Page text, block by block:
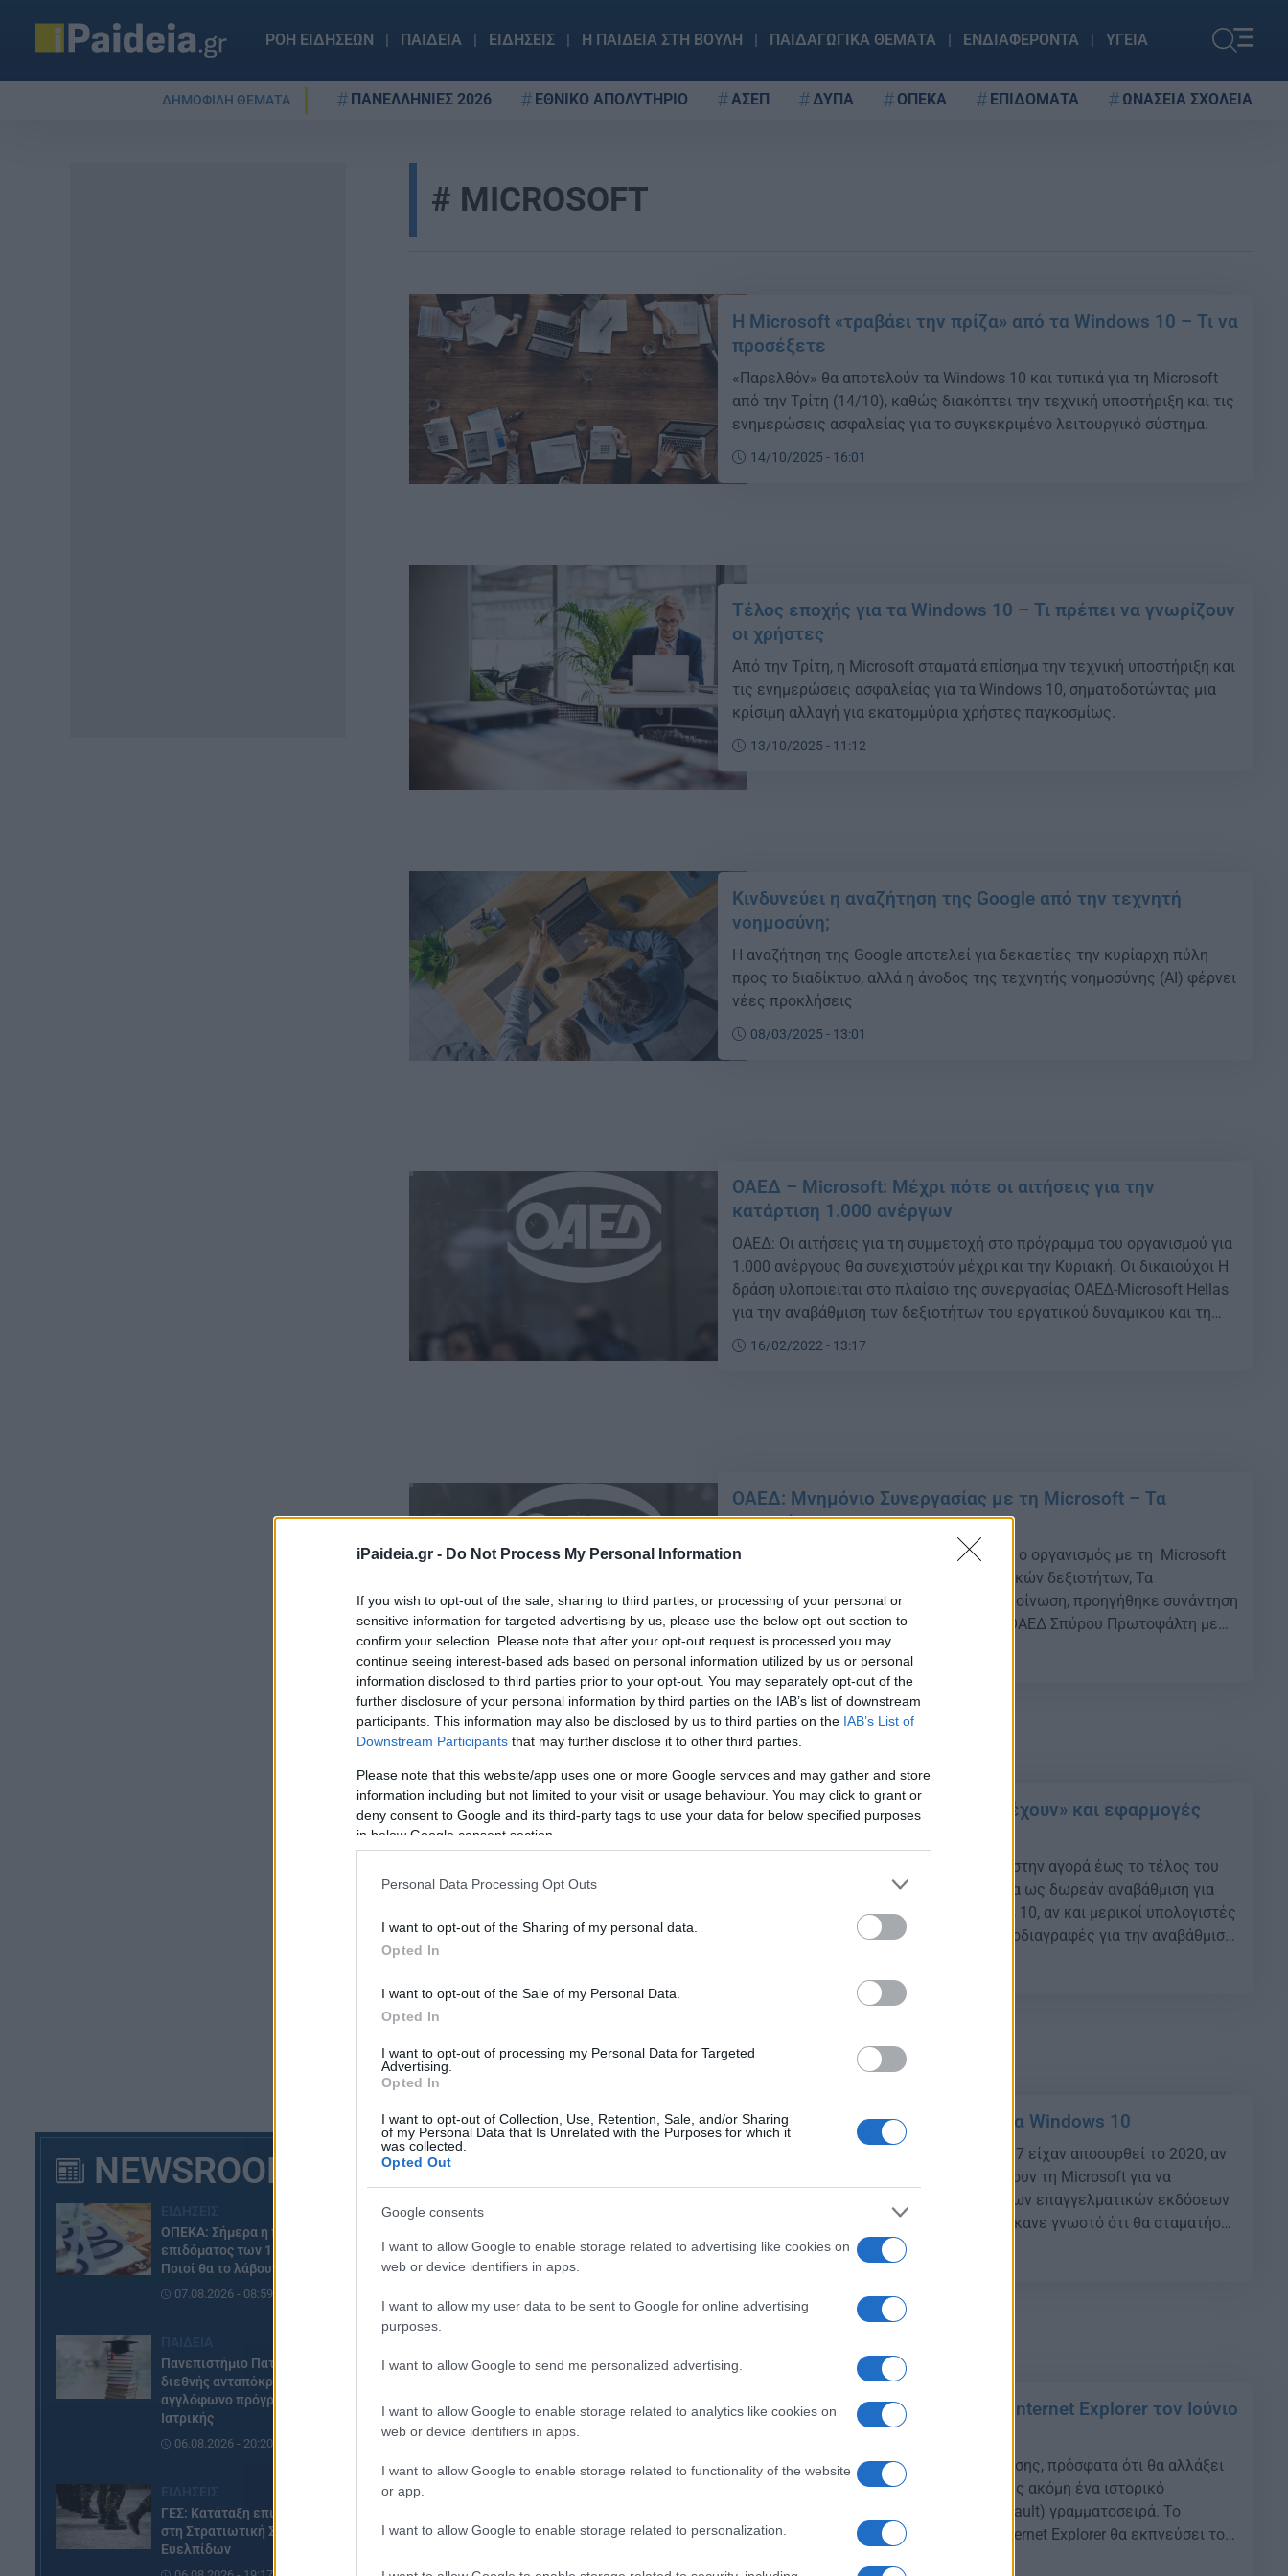
iPaideia.gr - Do Not Process My Personal Information
If you wish to opt-out of the sale, sharing to third parties, or processing of your personal or
sensitive information for targeted advertising by us, please use the below opt-out section to
confirm your selection. Please note that after your opt-out request is processed you may
continue seeing interest-based ads based on personal information utilized by us or personal
information disclosed to third parties prior to your opt-out. You may separately opt-out of the
further disclosure of your personal information by third parties on the IAB’s list of downstream
participants. This information may also be disclosed by us to third parties on the IAB’s List of
Downstream Participants that may further disclose it to other third parties.
Please note that this website/app uses one or more Google services and may gather and store
information including but not limited to your visit or usage behaviour. You may click to grant or
deny consent to Google and its third-party tags to use your data for below specified purposes
in below Google consent section.
Personal Data Processing Opt Outs
I want to opt-out of the Sharing of my personal data.
Opted In
I want to opt-out of the Sale of my Personal Data.
Opted In
I want to opt-out of processing my Personal Data for Targeted
Advertising.
Opted In
I want to opt-out of Collection, Use, Retention, Sale, and/or Sharing
of my Personal Data that Is Unrelated with the Purposes for which it
was collected.
Opted Out
Google consents
I want to allow Google to enable storage related to advertising like cookies on
web or device identifiers in apps.
I want to allow my user data to be sent to Google for online advertising
purposes.
I want to allow Google to send me personalized advertising.
I want to allow Google to enable storage related to analytics like cookies on
web or device identifiers in apps.
I want to allow Google to enable storage related to functionality of the website
or app.
I want to allow Google to enable storage related to personalization.
ΡΟΗ ΕΙΔΗΣΕΩΝ ΠΑΙΔΕΙΑ ΕΙΔΗΣΕΙΣ Η ΠΑΙΔΕΙΑ ΣΤΗ ΒΟΥΛΗ ΠΑΙΔΑΓΩΓΙΚΑ ΘΕΜΑΤΑ ΕΝΔΙΑΦΕΡΟΝΤΑ ΥΓΕΙΑ
ΔΗΜΟΦΙΛΗ ΘΕΜΑΤΑ ΠΑΝΕΛΛΗΝΙΕΣ 2026 ΕΘΝΙΚΟ ΑΠΟΛΥΤΗΡΙΟ ΑΣΕΠ ΔΥΠΑ ΟΠΕΚΑ ΕΠΙΔΟΜΑΤΑ ΩΝΑΣΕΙΑ ΣΧΟΛΕΙΑ
NEWSROOM
ΟΠΕΚΑ: Σήμερα η πληρωμή του
επιδόματος των 1.000 ευρώ –
Ποιοί θα το λάβουν
07.08.2026 - 08:59
Πανεπιστήμιο Πατρών: Ισχυρή
διεθνής ανταπόκριση στο νέο
αγγλόφωνο πρόγραμμα
Ιατρικής
06.08.2026 - 20:20
ΓΕΣ: Κατάταξη επιτυχόντων
στη Στρατιωτική Σχολή
Ευελπίδων
MICROSOFT
Η Microsoft «τραβάει την πρίζα» από τα Windows 10 – Τι να
προσέξετε
«Παρελθόν» θα αποτελούν τα Windows 10 και τυπικά για τη Microsoft
από την Τρίτη (14/10), καθώς διακόπτει την τεχνική υποστήριξη και τις
ενημερώσεις ασφαλείας για το συγκεκριμένο λειτουργικό σύστημα.
14/10/2025 - 16:01
Τέλος εποχής για τα Windows 10 – Τι πρέπει να γνωρίζουν
οι χρήστες
Από την Τρίτη, η Microsoft σταματά επίσημα την τεχνική υποστήριξη και
τις ενημερώσεις ασφαλείας για τα Windows 10, σηματοδοτώντας μια
κρίσιμη αλλαγή για εκατομμύρια χρήστες παγκοσμίως.
13/10/2025 - 11:12
Κινδυνεύει η αναζήτηση της Google από την τεχνητή
νοημοσύνη;
Η αναζήτηση της Google αποτελεί για δεκαετίες την κυρίαρχη πύλη
προς το διαδίκτυο, αλλά η άνοδος της τεχνητής νοημοσύνης (AI) φέρνει
νέες προκλήσεις
08/03/2025 - 13:01
ΟΑΕΔ – Μicrosoft: Μέχρι πότε οι αιτήσεις για την
κατάρτιση 1.000 ανέργων
ΟΑΕΔ: Οι αιτήσεις για τη συμμετοχή στο πρόγραμμα του οργανισμού για
1.000 ανέργους θα συνεχιστούν μέχρι και την Κυριακή. Οι δικαιούχοι Η
δράση υλοποιείται στο πλαίσιο της συνεργασίας ΟΑΕΔ-Microsoft Hellas
για την αναβάθμιση των δεξιοτήτων του εργατικού δυναμικού και τη
μείωση του ψηφιακού χάσματος στην αγορά εργασίας. Συγκεκριμένα,
όπως αναφέρεται σε ανακοίνωση του ΟΑΕΔ, το πρόγραμμα […]
16/02/2022 - 13:17
ΟΑΕΔ: Μνημόνιο Συνεργασίας με τη Microsoft – Τα
προγράμματα
ΟΑΕΔ: Μνημόνιο συνεργασίας υπέγραψε ο οργανισμός με τη Microsoft
Hellas στον τομέα ανάπτυξης των ψηφιακών δεξιοτήτων, Τα
προγράμματα Οπως αναφέρεται σε ανακοίνωση, προηγήθηκε συνάντηση
του κ. Χατζηδάκη και του Διοικητή του ΟΑΕΔ Σπύρου Πρωτοψάλτη με
τον Διευθύνοντα Σύμβουλο της Microsoft για Ελλάδα, Κύπρο και Μάλτα
κ. Θεοδόση Μιχαλόπουλο και την Διευθύντρια Μάρκετινγκ της και
Λειτουργιών […]
31/01/2022 - 21:33
Microsoft: Τα Windows 11 θα «τρέχουν» και εφαρμογές
Τα Windows 11, που θα κυκλοφορήσουν στην αγορά έως το τέλος του
έτους, θα είναι προηγουμένως διαθέσιμα ως δωρεάν αναβάθμιση για
τους υπάρχοντες χρήστες των Windows 10, αν και μερικοί υπολογιστές
μπορεί να μην έχουν τις κατάλληλες προδιαγραφές για την αναβάθμιση
ελεύθερο αποθηκευτικό χώρο 64 GB και μνήμη RAM […]
Microsoft: Πότε θα αποσυρθούν τα Windows 10
Τα παλαιότερα πολύ δημοφιλή Windows 7 είχαν αποσυρθεί το 2020, αν
και οι επιχειρήσεις μπορούν να πληρώνουν τη Microsoft για να
συνεχίσουν να λαμβάνουν ανανεώσεις των επαγγελματικών εκδόσεων
Professional και Enterprise. Η Microsoft έκανε γνωστό ότι θα σταματήσει
την υποστήριξη των Windows 10 το φθινόπωρο του 2025. Παράλληλα, η
αμερικανική εταιρεία προετοιμάζεται να ανακοινώσει μέσα […]
16/06/2021 - 13:07
Microsoft: Τέλος εποχής για τον Internet Explorer τον Ιούνιο
Η αμερικανική εταιρεία ανακοίνωσε, επίσης, πρόσφατα ότι θα αλλάξει
και μάλιστα με δημοκρατικές διαδικασίες ακόμη ένα ιστορικό
χαρακτηριστικό της, την εξ ορισμού (default) γραμματοσειρά. Το
πρόγραμμα πλοήγησης στο διαδίκτυο Internet Explorer θα εκπνεύσει του
21/05/2021 - 12:45